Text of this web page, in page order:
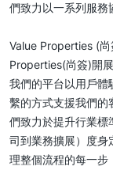
們致力以一系列服務
Value Properties (
Properties(尚簽)開
我們的平台以用戶體
繫的方式支援我們的
們致力於提升行業標
司到業務擴展）度身
理整個流程的每一步